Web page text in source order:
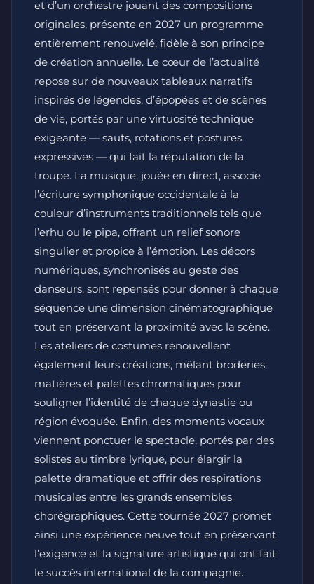
et d’un orchestre jouant des compositions
originales, présente en 2027 un programme
entièrement renouvelé, fidèle à son principe
de création annuelle. Le cœur de l’actualité
repose sur de nouveaux tableaux narratifs
inspirés de légendes, d’épopées et de scènes
de vie, portés par une virtuosité technique
exigeante — sauts, rotations et postures
expressives — qui fait la réputation de la
troupe. La musique, jouée en direct, associe
l’écriture symphonique occidentale à la
couleur d’instruments traditionnels tels que
l’erhu ou le pipa, offrant un relief sonore
singulier et propice à l’émotion. Les décors
numériques, synchronisés au geste des
danseurs, sont repensés pour donner à chaque
séquence une dimension cinématographique
tout en préservant la proximité avec la scène.
Les ateliers de costumes renouvellent
également leurs créations, mêlant broderies,
matières et palettes chromatiques pour
souligner l’identité de chaque dynastie ou
région évoquée. Enfin, des moments vocaux
viennent ponctuer le spectacle, portés par des
solistes au timbre lyrique, pour élargir la
palette dramatique et offrir des respirations
musicales entre les grands ensembles
chorégraphiques. Cette tournée 2027 promet
ainsi une expérience neuve tout en préservant
l’exigence et la signature artistique qui ont fait
le succès international de la compagnie.